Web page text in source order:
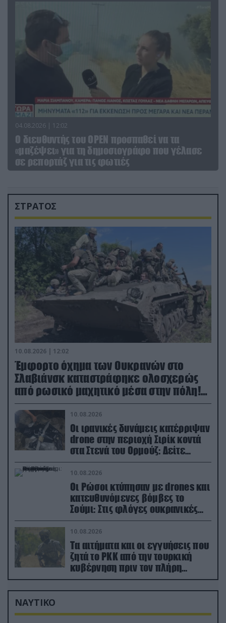
04.08.2026 | 12:02
O διευθυντής του OPEN προσπαθεί να τα
«μαζέψει» για τη δημοσιογράφο που γέλασε
σε ρεπορτάζ για τις φωτιές
ΣΤΡΑΤΟΣ
10.08.2026 | 12:02
Έμφορτο όχημα των Ουκρανών στο
Σλαβιάνσκ καταστράφηκε ολοσχερώς
από ρωσικό μαχητικό μέσα στην πόλη!
(βίντεο)
10.08.2026
Οι ιρανικές δυνάμεις κατέρριψαν
drone στην περιοχή Σιρίκ κοντά
στα Στενά του Ορμούζ: Δείτε
βίντεο
10.08.2026
Οι Ρώσοι κτύπησαν με drones και
κατευθυνόμενες βόμβες το
Σούμι: Στις φλόγες ουκρανικές
ενεργειακές εγκαταστάσεις
10.08.2026
Τα αιτήματα και οι εγγυήσεις που
ζητά το PKK από την τουρκική
κυβέρνηση πριν τον πλήρη
αφοπλισμό του
ΝΑΥΤΙΚΟ